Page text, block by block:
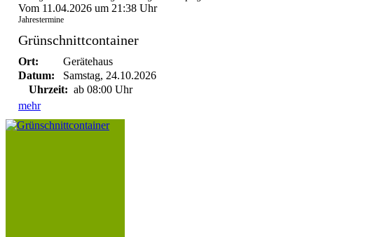
Vom 11.04.2026 um 21:38 Uhr
Jahrestermine
Grünschnittcontainer
Ort:
Gerätehaus
Datum:
Samstag, 24.10.2026
Uhrzeit: ab 08:00 Uhr
mehr